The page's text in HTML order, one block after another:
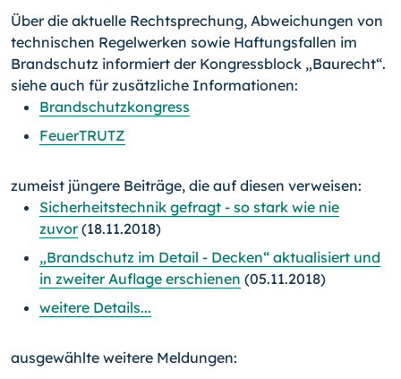
Über die aktuelle Rechtsprechung, Abweichungen von
technischen Regelwerken sowie Haftungsfallen im
Brandschutz informiert der Kongressblock „Baurecht“.
siehe auch für zusätzliche Informationen:
Brandschutzkongress
FeuerTRUTZ
zumeist jüngere Beiträge, die auf diesen verweisen:
Sicherheitstechnik gefragt - so stark wie nie
zuvor(18.11.2018)
„Brandschutz im Detail - Decken“ aktualisiert und
in zweiter Auflage erschienen (05.11.2018)
weitere Details...
ausgewählte weitere Meldungen: